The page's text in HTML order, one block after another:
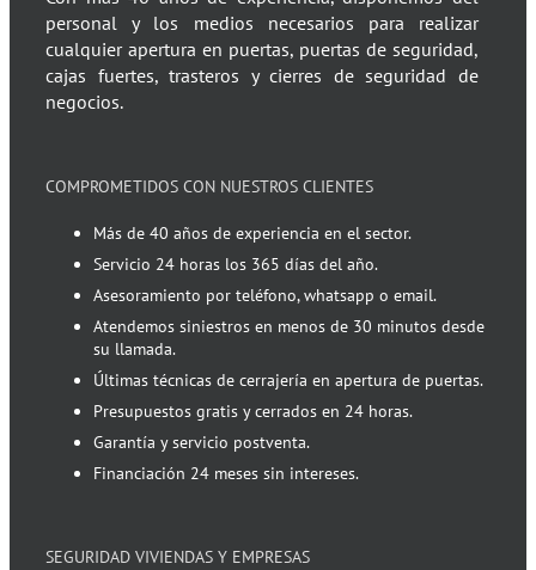
personal y los medios necesarios para realizar
cualquier apertura en puertas, puertas de seguridad,
cajas fuertes, trasteros y cierres de seguridad de
negocios.
COMPROMETIDOS CON NUESTROS CLIENTES
Más de 40 años de experiencia en el sector.
Servicio 24 horas los 365 días del año.
Asesoramiento por teléfono, whatsapp o email.
Atendemos siniestros en menos de 30 minutos desde
su llamada.
Últimas técnicas de cerrajería en apertura de puertas.
Presupuestos gratis y cerrados en 24 horas.
Garantía y servicio postventa.
Financiación 24 meses sin intereses.
SEGURIDAD VIVIENDAS Y EMPRESAS